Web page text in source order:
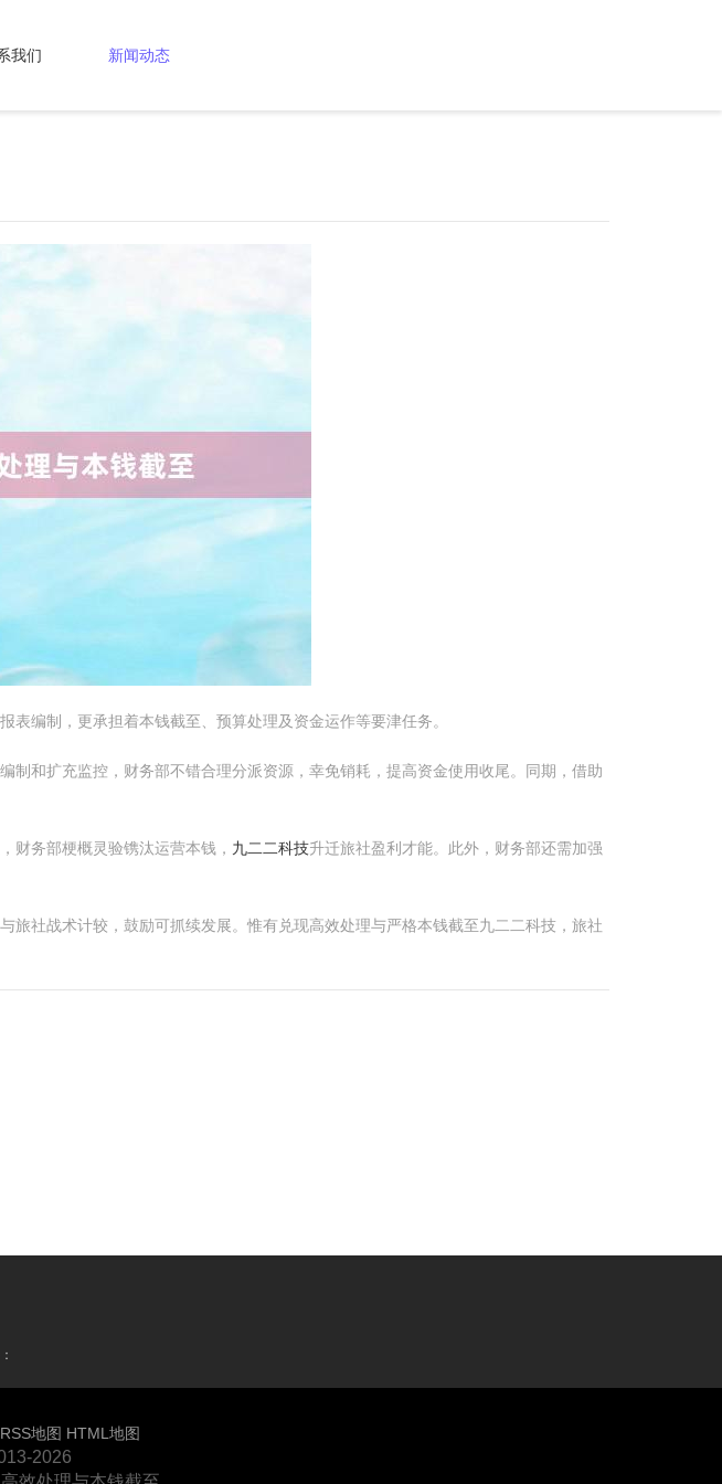
我们 新闻动态
编制，更承担着本钱截至、预算处理及资金运作等要津任务。
和扩充监控，财务部不错合理分派资源，幸免销耗，提高资金使用收尾。同期，借助
财务部梗概灵验镌汰运营本钱， 九二二科技升迁旅社盈利才能。此外，财务部还需加强
社战术计较，鼓励可抓续发展。惟有兑现高效处理与严格本钱截至九二二科技，旅社
RSS地图 HTML地图
2026